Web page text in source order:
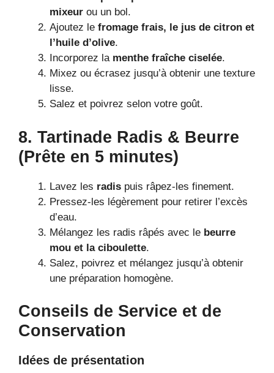
mixeur ou un bol.
Ajoutez le fromage frais, le jus de citron et
l’huile d’olive.
Incorporez la menthe fraîche ciselée.
Mixez ou écrasez jusqu’à obtenir une texture
lisse.
Salez et poivrez selon votre goût.
8. Tartinade Radis & Beurre
(Prête en 5 minutes)
Lavez les radis puis râpez-les finement.
Pressez-les légèrement pour retirer l’excès
d’eau.
Mélangez les radis râpés avec le beurre
mou et la ciboulette.
Salez, poivrez et mélangez jusqu’à obtenir
une préparation homogène.
Conseils de Service et de
Conservation
Idées de présentation